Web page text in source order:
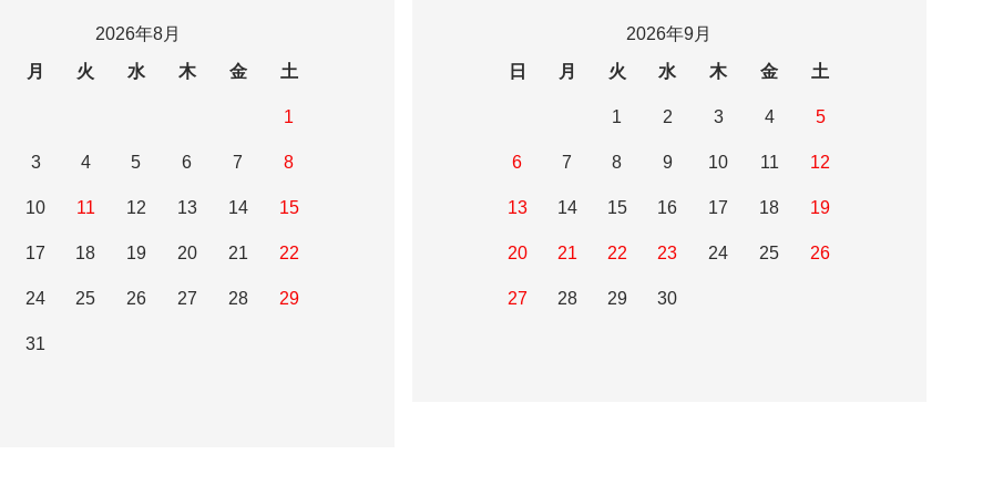
2026年8月
月 火 水 木 金 土
1
3 4 5 6 7 8
10 11 12 13 14 15
17 18 19 20 21 22
24 25 26 27 28 29
31
2026年9月
日
月 火 水 木 金 土
1 2 3 4 5
6 7 8 9 10 11 12
13 14 15 16 17 18 19
20 21 22 23 24 25 26
27 28 29 30